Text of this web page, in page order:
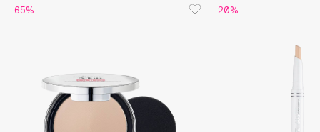
Biorepair
Blistex
65% 20%